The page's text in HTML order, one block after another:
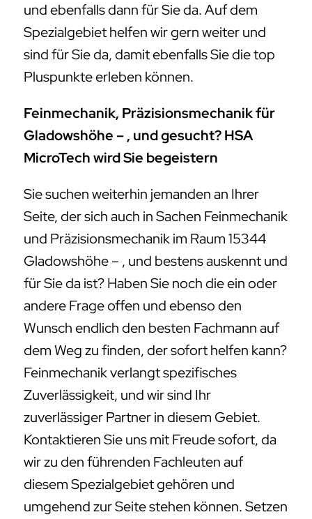
und ebenfalls dann für Sie da. Auf dem
Spezialgebiet helfen wir gern weiter und
sind für Sie da, damit ebenfalls Sie die top
Pluspunkte erleben können.
Feinmechanik, Präzisionsmechanik für
Gladowshöhe – , und gesucht? HSA
MicroTech wird Sie begeistern
Sie suchen weiterhin jemanden an Ihrer
Seite, der sich auch in Sachen Feinmechanik
und Präzisionsmechanik im Raum 15344
Gladowshöhe – , und bestens auskennt und
für Sie da ist? Haben Sie noch die ein oder
andere Frage offen und ebenso den
Wunsch endlich den besten Fachmann auf
dem Weg zu finden, der sofort helfen kann?
Feinmechanik verlangt spezifisches
Zuverlässigkeit, und wir sind Ihr
zuverlässiger Partner in diesem Gebiet.
Kontaktieren Sie uns mit Freude sofort, da
wir zu den führenden Fachleuten auf
diesem Spezialgebiet gehören und
umgehend zur Seite stehen können. Setzen